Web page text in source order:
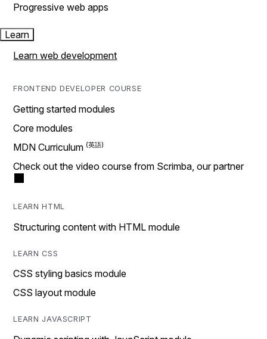
Progressive web apps
Learn
Learn web development
FRONTEND DEVELOPER COURSE
Getting started modules
Core modules
MDN Curriculum
Check out the video course from Scrimba, our partner
LEARN HTML
Structuring content with HTML module
LEARN CSS
CSS styling basics module
CSS layout module
LEARN JAVASCRIPT